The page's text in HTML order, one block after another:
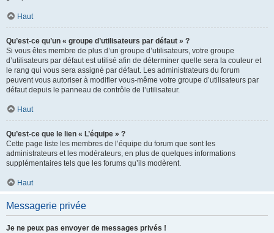
Haut
Qu’est-ce qu’un « groupe d’utilisateurs par défaut » ?
Si vous êtes membre de plus d’un groupe d’utilisateurs, votre groupe
d’utilisateurs par défaut est utilisé afin de déterminer quelle sera la couleur et
le rang qui vous sera assigné par défaut. Les administrateurs du forum
peuvent vous autoriser à modifier vous-même votre groupe d’utilisateurs par
défaut depuis le panneau de contrôle de l’utilisateur.
Haut
Qu’est-ce que le lien « L’équipe » ?
Cette page liste les membres de l’équipe du forum que sont les
administrateurs et les modérateurs, en plus de quelques informations
supplémentaires tels que les forums qu’ils modèrent.
Haut
Messagerie privée
Je ne peux pas envoyer de messages privés !